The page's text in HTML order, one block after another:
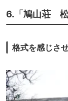
6.「鳩山荘 松
格式を感じさ